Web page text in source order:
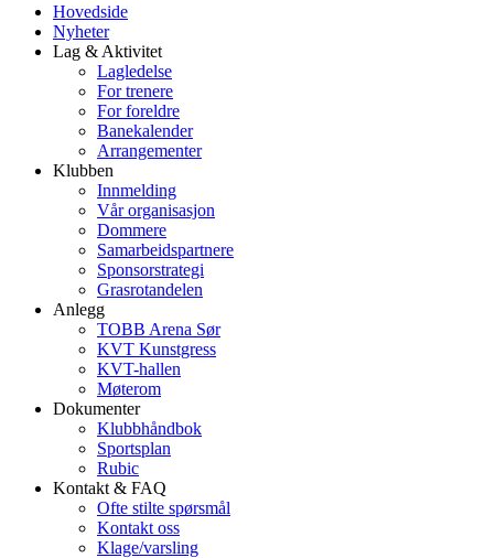
Hovedside
Nyheter
Lag & Aktivitet
Lagledelse
For trenere
For foreldre
Banekalender
Arrangementer
Klubben
Innmelding
Vår organisasjon
Dommere
Samarbeidspartnere
Sponsorstrategi
Grasrotandelen
Anlegg
TOBB Arena Sør
KVT Kunstgress
KVT-hallen
Møterom
Dokumenter
Klubbhåndbok
Sportsplan
Rubic
Kontakt & FAQ
Ofte stilte spørsmål
Kontakt oss
Klage/varsling